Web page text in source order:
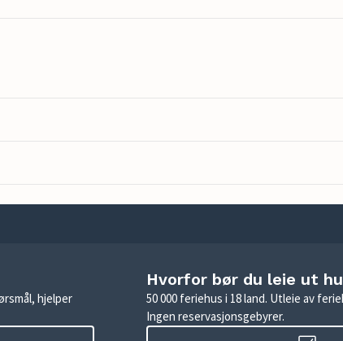
hjelper
Hvorfor bør du leie ut
50 000 feriehus i 18 land. Utleie av
Ingen reservasjonsgebyrer.